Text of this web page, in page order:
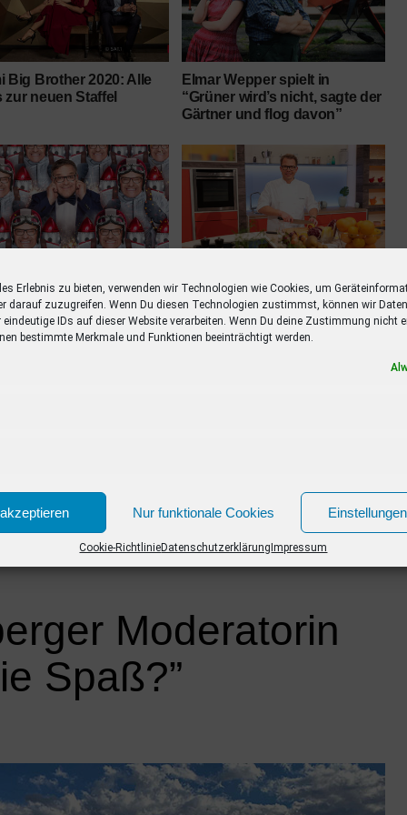
Erlebnis zu bieten, verwenden wir Technologien wie Cookies, um
darauf zuzugreifen. Wenn Du diesen Technologien zustimmst, können wir
eindeutige IDs auf dieser Website verarbeiten. Wenn Du deine Zustimmung nicht
bestimmte Merkmale und Funktionen beeinträchtigt werden.
Nur funktionale Cookies
Cookie-RichtlinieDatenschutzerklärung Impressum
Big Brother 2020: Alle
zur neuen Staffel
Elmar Wepper spielt in
“Grüner wird’s nicht, sagte der
Gärtner und flog davon”
moderiert Quiz-Show
Einen auf
Mario Kotaska neuer
Fernsehkoch bei Volle Kanne
im ZDF
Moderatorin
Spaß?”